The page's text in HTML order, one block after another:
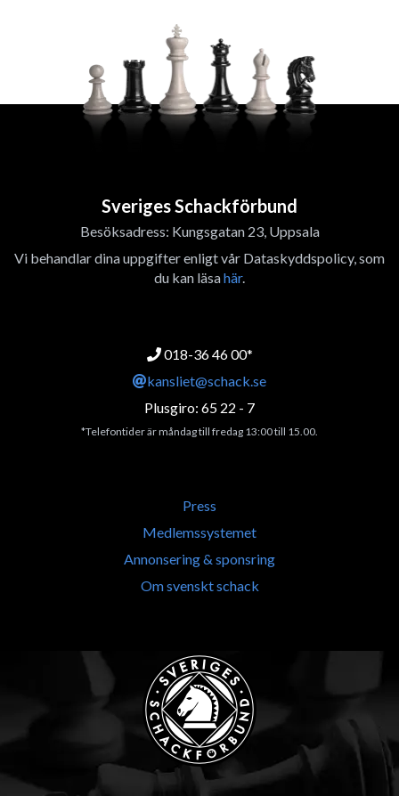
Sveriges Schackförbund
Besöksadress: Kungsgatan 23, Uppsala
Vi behandlar dina uppgifter enligt vår Dataskyddspolicy, som
du kan läsahär.
018-36 46 00*
kansliet@schack.se
Plusgiro: 65 22 - 7
*Telefontider är måndag till fredag 13:00 till 15.00.
Press
Medlemssystemet
Annonsering & sponsring
Om svenskt schack